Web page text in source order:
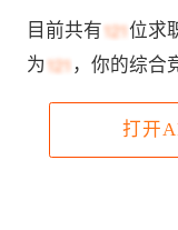
目前共有
位求
为
，你的综合
打开